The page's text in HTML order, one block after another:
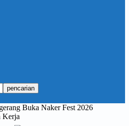
Buka Naker Fest 2026
Kerja